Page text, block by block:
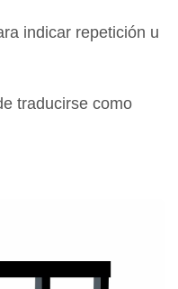
indicar repetición u
traducirse como